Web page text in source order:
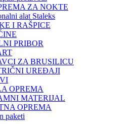
ZA NOKTE
alat Staleks
I RAŠPICE
PRIBOR
ZA BRUSILICU
UREĐAJI
OPREMA
MATERIJAL
OPREMA
paketi